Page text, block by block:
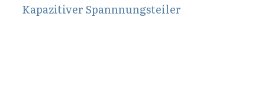
Kapazitiver Spannnungsteiler